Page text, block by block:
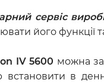
сервіс
його функції
IV 5600 можна
встановити в